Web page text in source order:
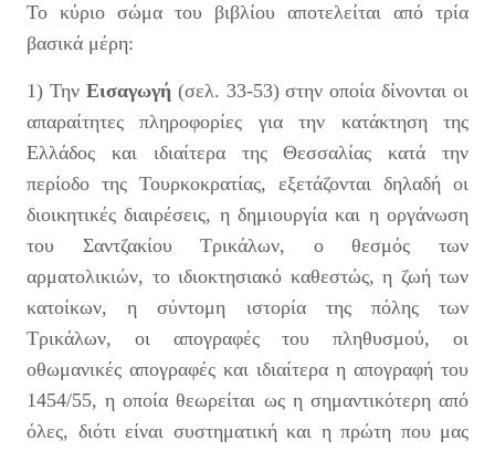
Το κύριο σώμα του βιβλίου αποτελείται από τρία
βασικά μέρη:
1) Την Εισαγωγή (σελ. 33-53) στην οποία δίνονται οι
απαραίτητες πληροφορίες για την κατάκτηση της
Ελλάδος και ιδιαίτερα της Θεσσαλίας κατά την
περίοδο της Τουρκοκρατίας, εξετάζονται δηλαδή οι
διοικητικές διαιρέσεις, η δημιουργία και η οργάνωση
του Σαντζακίου Τρικάλων, ο θεσμός των
αρματολικιών, το ιδιοκτησιακό καθεστώς, η ζωή των
κατοίκων, η σύντομη ιστορία της πόλης των
Τρικάλων, οι απογραφές του πληθυσμού, οι
οθωμανικές απογραφές και ιδιαίτερα η απογραφή του
1454/55, η οποία θεωρείται ως η σημαντικότερη από
όλες, διότι είναι συστηματική και η πρώτη που μας